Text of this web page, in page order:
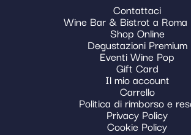
Contattaci
Wine Bar & Bistrot a Roma
Shop Online
Degustazioni Premium
Eventi Wine Pop
Gift Card
Il mio account
Carrello
Politica di rimborso e
Privacy Policy
Cookie Policy